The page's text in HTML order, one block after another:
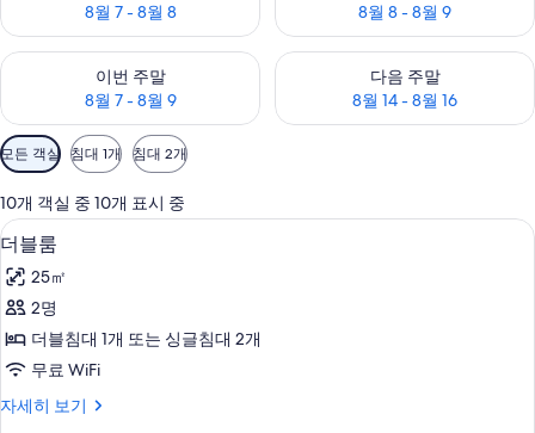
8월 7 - 8월 8
8월 8 - 8월 9
이번 주말
8월 7 - 8월 9
이번 주말 예약 가능 여부 확인, 8월 7 - 8월 9
다음 주말
8월 14 - 8월 16
다음 주말 예약 가능 여부 확인,
객
실
에
사
용
가
능
한
터
모든 객실 침대 1개 침대 2개
10개 객실 중 10개 표시 중
더
블
룸
사
진
두
책상, 다리미/다리미판, 무료 WiFi, 침
3
더블룸
25㎡
2명
더블침대 1개 또는 싱글침대 2개
무료 WiFi
자세히 보기
더